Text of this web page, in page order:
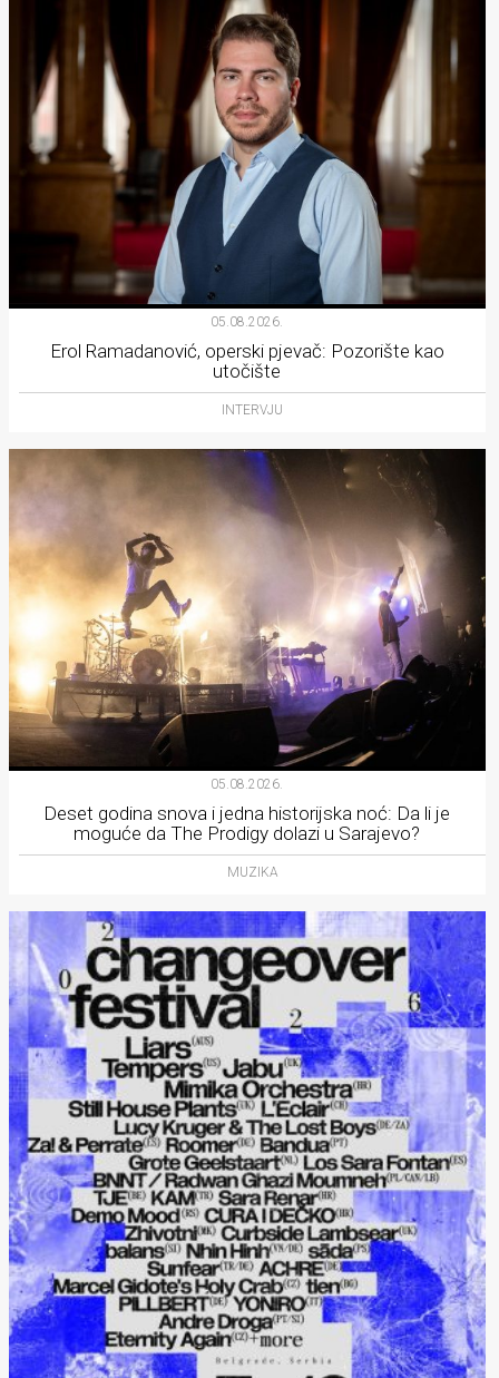
05.08.2026.
Erol Ramadanović, operski pjevač: Pozorište kao
utočište
INTERVJU
05.08.2026.
Deset godina snova i jedna historijska noć: Da li je
moguće da The Prodigy dolazi u Sarajevo?
MUZIKA